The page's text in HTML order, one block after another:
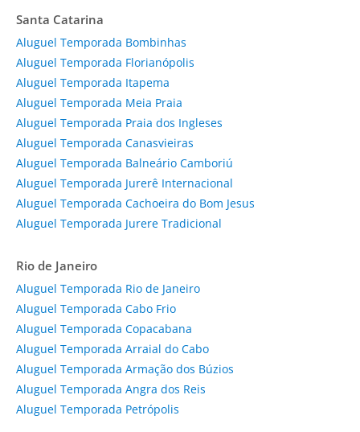
Santa Catarina
Aluguel Temporada Bombinhas
Aluguel Temporada Florianópolis
Aluguel Temporada Itapema
Aluguel Temporada Meia Praia
Aluguel Temporada Praia dos Ingleses
Aluguel Temporada Canasvieiras
Aluguel Temporada Balneário Camboriú
Aluguel Temporada Jurerê Internacional
Aluguel Temporada Cachoeira do Bom Jesus
Aluguel Temporada Jurere Tradicional
Rio de Janeiro
Aluguel Temporada Rio de Janeiro
Aluguel Temporada Cabo Frio
Aluguel Temporada Copacabana
Aluguel Temporada Arraial do Cabo
Aluguel Temporada Armação dos Búzios
Aluguel Temporada Angra dos Reis
Aluguel Temporada Petrópolis